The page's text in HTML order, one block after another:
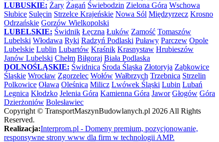
LUBUSKIE: Żary Żagań Świebodzin Zielona Góra Wschowa
Słubice Sulęcin Strzelce Krajeńskie Nowa Sól Międzyrzecz Krosno
Odrzańskie Gorzów Wielkopolski
LUBELSKIE: Świdnik Łęczna Łuków Zamość Tomaszów
Lubelski Włodawa Ryki Radzyń Podlaski Puławy Parczew Opole
Lubelskie Lublin Lubartów Kraśnik Krasnystaw Hrubieszów
Janów Lubelski Chełm Biłgoraj Biała Podlaska
DOLNOŚLĄSKIE: Świdnica Środa Śląska Złotoryja Ząbkowice
Śląskie Wrocław Zgorzelec Wołów Wałbrzych Trzebnica Strzelin
Polkowice Oława Oleśnica Milicz Lwówek Śląski Lubin Lubań
Legnica Kłodzko Jelenia Góra Kamienna Góra Jawor Głogów Góra
Dzierżoniów Bolesławiec
Copyright © TransportMaszynBudowlanych.pl 2026 All Rights
Reserved.
Realizacja:Interprom.pl - Domeny premium, pozycjonowanie,
responsywne strony www dla firm w technologii AMP.